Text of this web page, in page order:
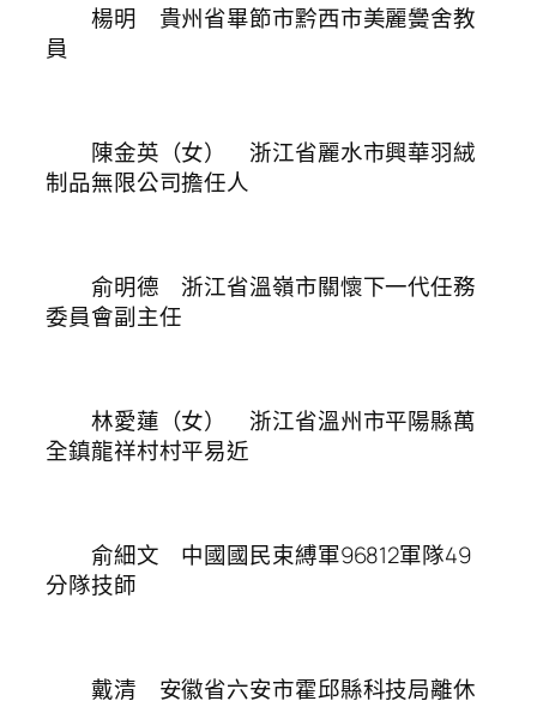
楊明 貴州省畢節市黔西市美麗黌舍教
員
陳金英（女） 浙江省麗水市興華羽絨
制品無限公司擔任人
俞明德 浙江省溫嶺市關懷下一代任務
委員會副主任
林愛蓮（女） 浙江省溫州市平陽縣萬
全鎮龍祥村村平易近
俞細文 中國國民束縛軍96812軍隊49
分隊技師
戴清 安徽省六安市霍邱縣科技局離休